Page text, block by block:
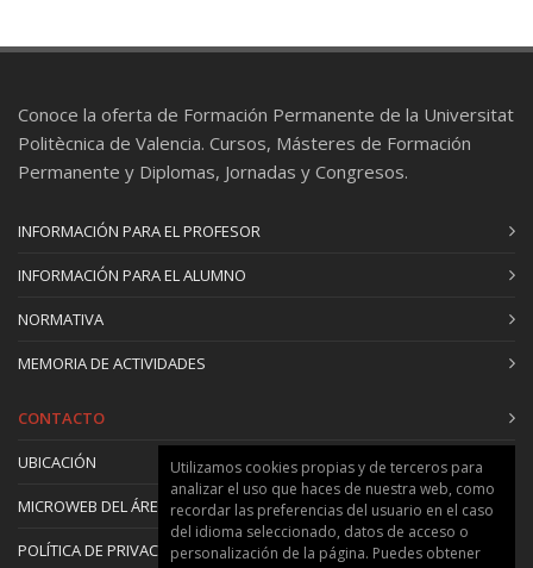
curso.
que se vea, aparte de tratar algunos recursos
concretos de forma particularmente profunda en
el apartado teórico de la clase.
Conoce la oferta de Formación Permanente de la Universitat
Politècnica de Valencia. Cursos, Másteres de Formación
Permanente y Diplomas, Jornadas y Congresos.
INFORMACIÓN PARA EL PROFESOR
INFORMACIÓN PARA EL ALUMNO
NORMATIVA
MEMORIA DE ACTIVIDADES
CONTACTO
UBICACIÓN
MICROWEB DEL ÁREA
POLÍTICA DE PRIVACIDAD Y COOKIES
Utilizamos cookies propias y de terceros para
analizar el uso que haces de nuestra web, como
recordar las preferencias del usuario en el caso
del idioma seleccionado, datos de acceso o
personalización de la página. Puedes obtener